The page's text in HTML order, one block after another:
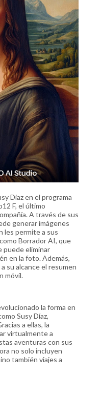
Diaz en el programa
F, el último
A través de sus
generar imágenes
les permite a sus
Borrador AI, que
puede eliminar
en la foto. Además,
su alcance el resumen
móvil.
la forma en
Susy Díaz,
a ellas, la
virtualmente a
aventuras con sus
no solo incluyen
también viajes a